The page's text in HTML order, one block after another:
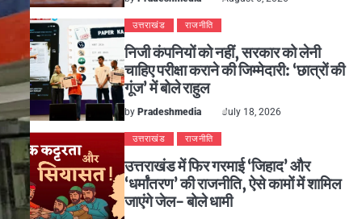
उत्तराखंड राजनीति
निजी कंपनियों को नहीं, सरकार को लेनी
चाहिए परीक्षा कराने की जिम्मेदारी: ‘छात्रों की
गूंज’ में बोले राहुल
by Pradeshmedia July 18, 2026
उत्तराखंड राजनीति
उत्तराखंड में फिर गरमाई ‘जिहाद’ और
‘धर्मांतरण’ की राजनीति, ऐसे कामों में शामिल
जाएंगे जेल- बोले धामी